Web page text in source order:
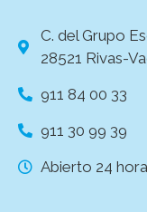
C. del Grupo
28521 Rivas-
911 84 00 33
911 30 99 39
Abierto 24